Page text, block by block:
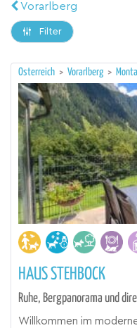
Vorarlberg
Filter
Österreich > Vorarlberg >
HAUS STEHBOCK
Ruhe, Bergpanorama und
Willkommen im